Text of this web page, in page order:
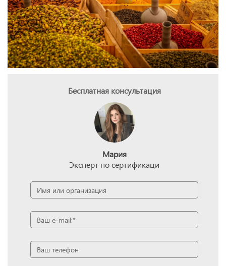
Бесплатная консультация
Мария
Эксперт по сертификаци